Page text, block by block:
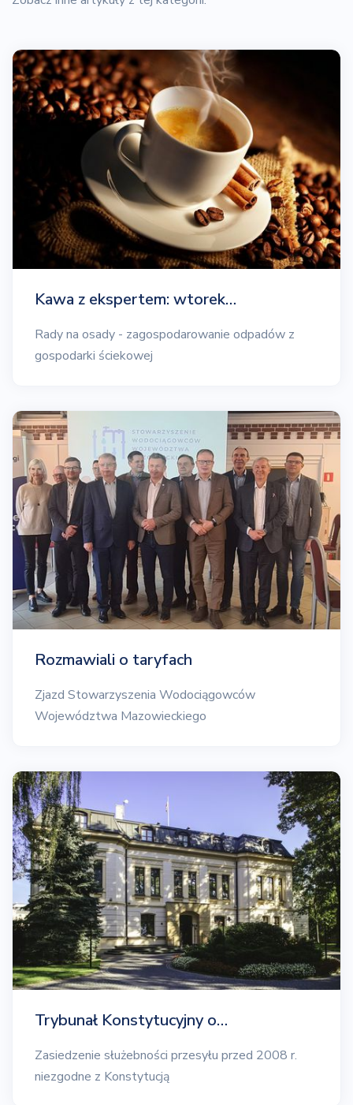
Kawa z ekspertem: wtorek…
Rady na osady - zagospodarowanie odpadów z
gospodarki ściekowej
Rozmawiali o taryfach
Zjazd Stowarzyszenia Wodociągowców
Województwa Mazowieckiego
Trybunał Konstytucyjny o…
Zasiedzenie służebności przesyłu przed 2008 r.
niezgodne z Konstytucją